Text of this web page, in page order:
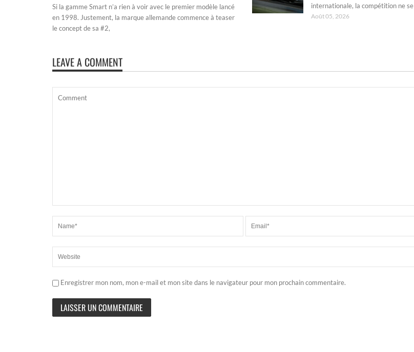
Si la gamme Smart n’a rien à voir avec le premier modèle lancé
en 1998. Justement, la marque allemande commence à teaser
le concept de sa #2,
internationale, la compétition ne se
Août 05, 2026
LEAVE A COMMENT
Enregistrer mon nom, mon e-mail et mon site dans le navigateur pour mon prochain commentaire.